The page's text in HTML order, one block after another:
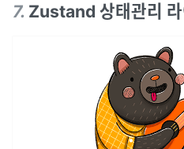
7. Zustand 상태관리 라